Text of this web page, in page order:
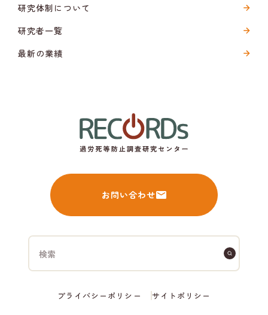
研究体制について
研究者一覧
最新の業績
お問い合わせ
プライバシーポリシー サイトポリシー